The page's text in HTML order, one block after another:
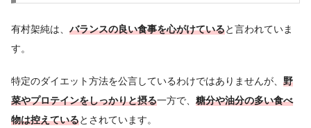
有村架純は、 バランスの良い食事を心がけていると言われていま
す。
特定のダイエット方法を公言しているわけではありませんが、 野
菜やプロテインをしっかりと摂る一方で、 糖分や油分の多い食べ
物は控えているとされています。